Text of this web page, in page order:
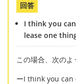
回答
I think you
lease one
この場合、次のよ
ーI think you